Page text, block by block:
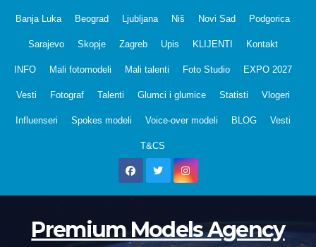
Banja Luka Beograd Ljubljana Niš Novi Sad Podgorica
Sarajevo Skopje Zagreb Upis KLIJENTI Kontakt
INFO Mali fotomodeli Mali talenti Foto Studio EXPO 2027
Vesti Fotograf Talenti Glumci i glumice Statisti Vlogeri
Influenseri Spokes modeli Voice-over modeli BLOG Vesti
T&CS
Premium Models Agency